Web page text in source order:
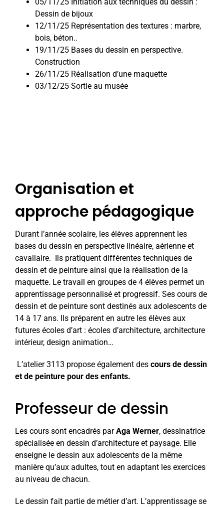
Dessin de bijoux
12/11/25 Représentation des textures : marbre,
bois, béton..
19/11/25 Bases du dessin en perspective.
Construction
26/11/25 Réalisation d’une maquette
03/12/25 Sortie au musée
Organisation et
approche pédagogique
Durant l’année scolaire, les élèves apprennent les
bases du dessin en perspective linéaire, aérienne et
cavaliaire. Ils pratiquent différentes techniques de
dessin et de peinture ainsi que la réalisation de la
maquette. Le travail en groupes de 4 élèves permet un
apprentissage personnalisé et progressif. Ses cours de
dessin et de peinture sont destinés aux adolescents de
14 à 17 ans. Ils préparent en autre les élèves aux
futures écoles d’art : écoles d’architecture, architecture
intérieur, design animation…
L’atelier 3113 propose également des cours de dessin
et de peinture pour des enfants.
Professeur de dessin
Les cours sont encadrés parAga Werner, dessinatrice
spécialisée en dessin d’architecture et paysage. Elle
enseigne le dessin aux adolescents de la même
manière qu’aux adultes, tout en adaptant les exercices
au niveau de chacun.
Le dessin fait partie de métier d’art. L’apprentissage se